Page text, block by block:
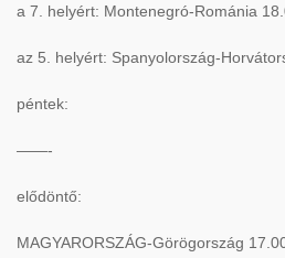
a 7. helyért: Montenegró-Románia
az 5. helyért: Spanyolország-
péntek:
——-
elődöntő:
MAGYARORSZÁG-Görögország